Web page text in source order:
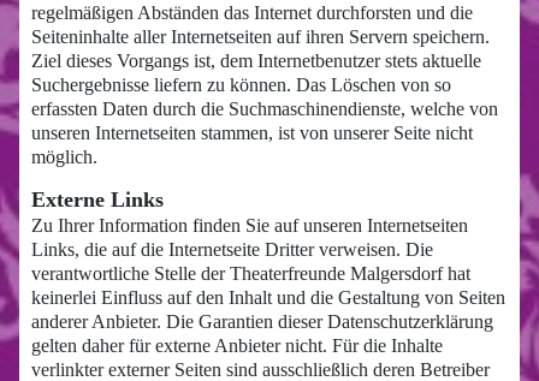
regelmäßigen Abständen das Internet durchforsten und die
Seiteninhalte aller Internetseiten auf ihren Servern speichern.
Ziel dieses Vorgangs ist, dem Internetbenutzer stets aktuelle
Suchergebnisse liefern zu können. Das Löschen von so
erfassten Daten durch die Suchmaschinendienste, welche von
unseren Internetseiten stammen, ist von unserer Seite nicht
möglich.
Externe Links
Zu Ihrer Information finden Sie auf unseren Internetseiten
Links, die auf die Internetseite Dritter verweisen. Die
verantwortliche Stelle der Theaterfreunde Malgersdorf hat
keinerlei Einfluss auf den Inhalt und die Gestaltung von Seiten
anderer Anbieter. Die Garantien dieser Datenschutzerklärung
gelten daher für externe Anbieter nicht. Für die Inhalte
verlinkter externer Seiten sind ausschließlich deren Betreiber